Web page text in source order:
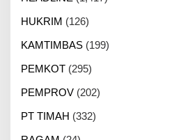
HUKRIM (126)
KAMTIMBAS (199)
PEMKOT (295)
PEMPROV (202)
PT TIMAH (332)